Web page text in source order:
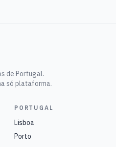
de Portugal.
só plataforma.
PORTUGAL
Lisboa
Porto